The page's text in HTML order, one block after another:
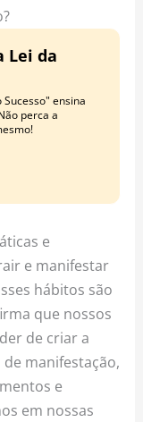
Lei da
ensina
perca a
e
e manifestar
hábitos são
que nossos
de criar a
manifestação,
e
em nossas